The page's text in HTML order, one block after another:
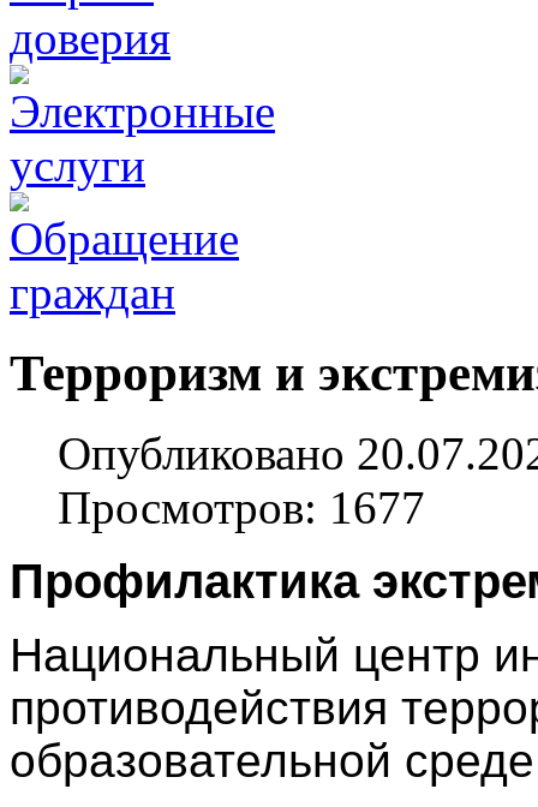
Терроризм и
Опубликовано
Просмотров: 1677
Профилактика
Национальный центр
противодействия
образовательной